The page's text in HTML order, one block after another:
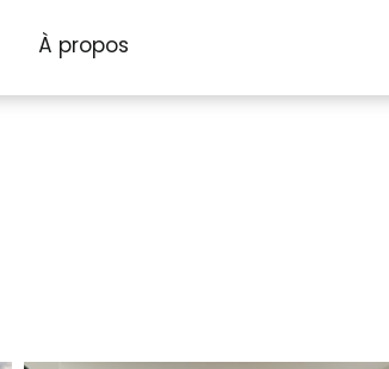
À propos